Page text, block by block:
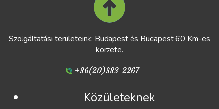
Szolgáltatási területeink: Budapest és Budapest 60 Km-es
körzete.
+36(20)383-2267
Közületeknek